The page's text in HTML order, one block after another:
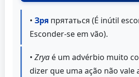
• Зря прятаться (É inútil
Esconder-se em vão).
• Zrya é um advérbio muito
dizer que uma ação não vale